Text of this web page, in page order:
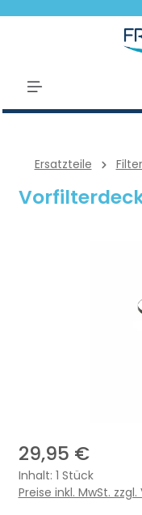
Ersatzteile
29,95 €
Inhalt: 1 Stück
Preise inkl. MwSt.